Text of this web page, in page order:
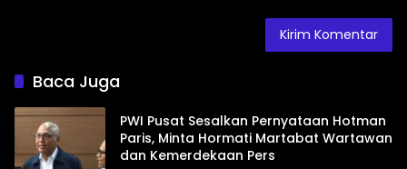
Baca Juga
PWI Pusat Sesalkan Pernyataan Hotman
Paris, Minta Hormati Martabat Wartawan
dan Kemerdekaan Pers